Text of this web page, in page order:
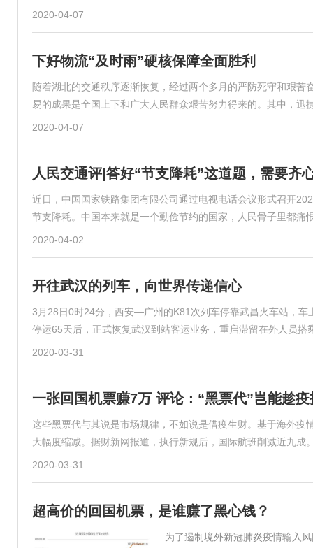
2020-04-07
下好物流“及时雨”硬核保障全面胜利
随着湖北的交通秩序逐渐恢复，经过两个多月的严防死守和艰
易的成果是全国上下和广大人民群众艰苦努力得来的。其中，迅
2020-04-07
人民交通评|答好“节支降耗”这道题，需要齐
近日，中国国家铁路集团有限公司通过电视电话会议形式召开
节支降耗。中国本来就是一个勤俭节约的国家，人民骨子里都痛
2020-04-02
开往武汉的列车，向世界传递信心
3月28日0时24分，西安—广州的K81次列车停靠武昌火车站，
停运65天后，正式恢复武汉到站客运业务，重启滞留在外人员搭
2020-03-31
一张回国机票赚7万 评论：“黑票代”岂能趁疫
这些黑票代与其说是市场规律，不如说是借疫生财。基于海外
大幅度缩减。据财新网报道，执行新规后，国际航班削减近九成
2020-03-31
超高价的回国机票，是谁赚了黑心钱？
为了遏制境外新冠肺炎疫情输入